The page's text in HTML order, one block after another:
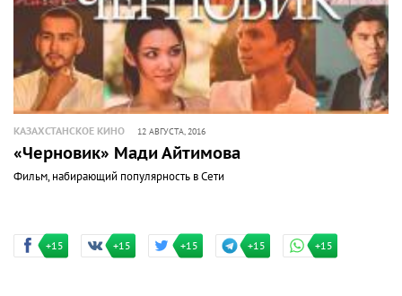
КАЗАХСТАНСКОЕ КИНО 12 АВГУСТА, 2016
«Черновик» Мади Айтимова
Фильм, набирающий популярность в Сети
+15 +15 +15 +15 +15